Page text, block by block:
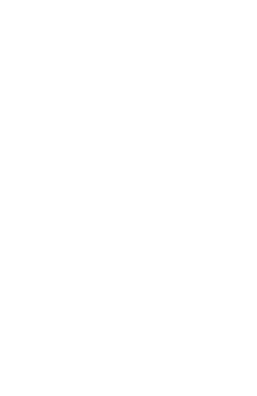
консультация и быстрая
консультация и быстрая